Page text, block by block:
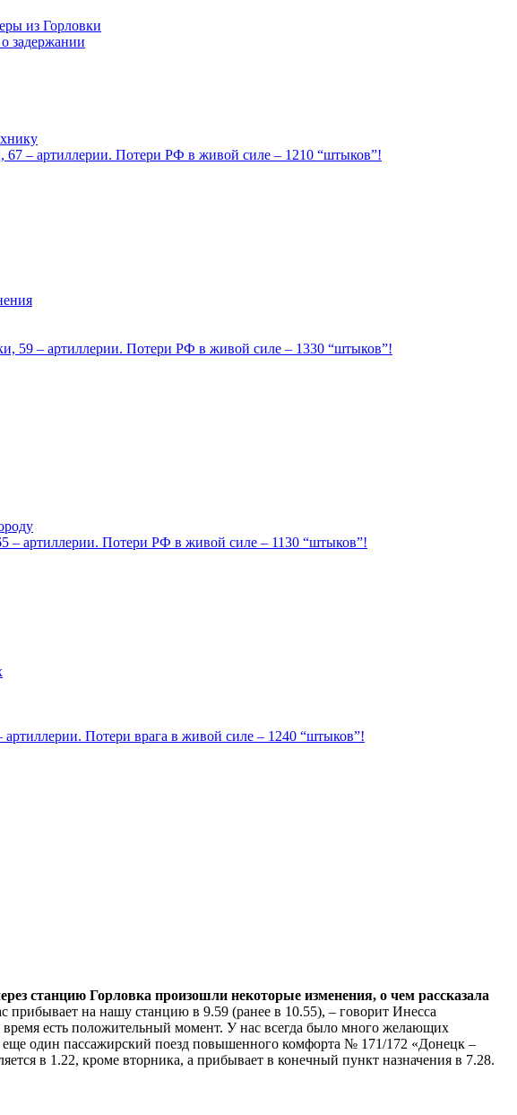
из Горловки
задержании
– артиллерии. Потери РФ в живой силе – 1210 “штыков”!
59 – артиллерии. Потери РФ в живой силе – 1330 “штыков”!
– артиллерии. Потери РФ в живой силе – 1130 “штыков”!
Потери врага в живой силе – 1240 “штыков”!
станцию Горловка произошли некоторые изменения, о чем рассказала
на нашу станцию в 9.59 (ранее в 10.55), – говорит Инесса
есть положительный момент. У нас всегда было много желающих
еще один пассажирский поезд повышенного комфорта № 171/172 «Донецк –
в 1.22, кроме вторника, а прибывает в конечный пункт назначения в 7.28.